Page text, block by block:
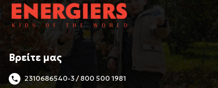
Βρείτε μας
2310686540-3 / 800 500 1981